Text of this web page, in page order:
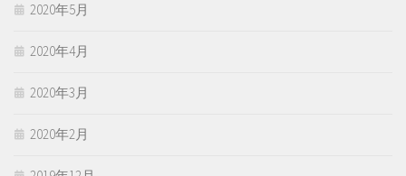
2020年5月
2020年4月
2020年3月
2020年2月